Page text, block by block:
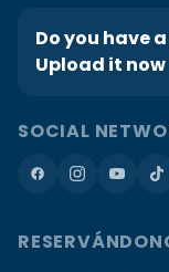
Do you have
Upload it now
SOCIAL